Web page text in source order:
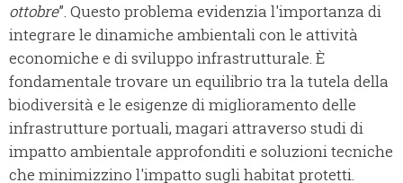
ottobre”. Questo problema evidenzia l'importanza di
integrare le dinamiche ambientali con le attività
economiche e di sviluppo infrastrutturale. È
fondamentale trovare un equilibrio tra la tutela della
biodiversità e le esigenze di miglioramento delle
infrastrutture portuali, magari attraverso studi di
impatto ambientale approfonditi e soluzioni tecniche
che minimizzino l'impatto sugli habitat protetti.